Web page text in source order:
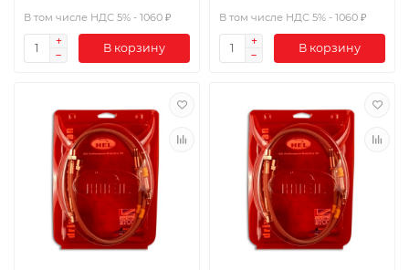
В том числе НДС 5% - 1060 ₽
В корзину
В том числе НДС 5% - 1060 ₽
В корзину